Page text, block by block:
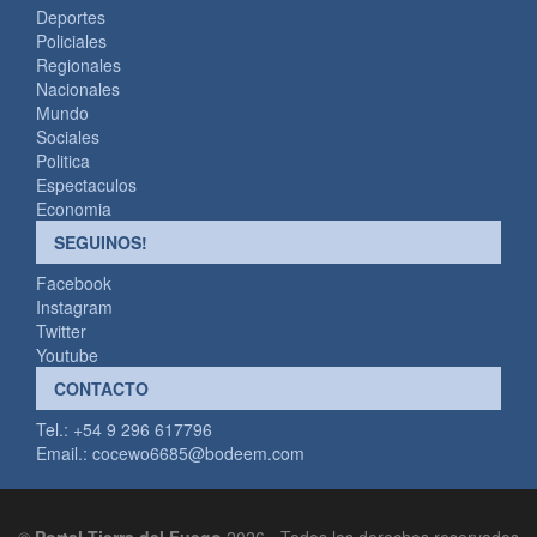
Deportes
Policiales
Regionales
Nacionales
Mundo
Sociales
Politica
Espectaculos
Economia
SEGUINOS!
Facebook
Instagram
Twitter
Youtube
CONTACTO
Tel.: +54 9 296 617796
Email.: cocewo6685@bodeem.com